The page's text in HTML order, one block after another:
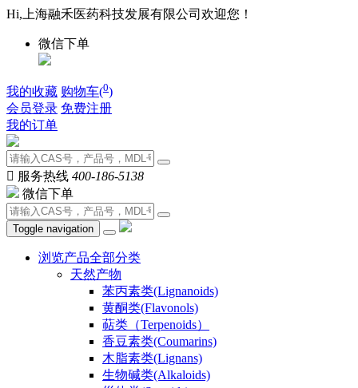
Hi,上海融禾医药科技发展有限公司欢迎您！
微信下单
我的收藏 购物车(0)
会员登录 免费注册
我的订单
 服务热线 400-186-5138
微信下单
Toggle navigation
浏览产品全部分类
天然产物
苯丙素类(Lignanoids)
黄酮类(Flavonols)
萜类（Terpenoids）
香豆素类(Coumarins)
木脂素类(Lignans)
生物碱类(Alkaloids)